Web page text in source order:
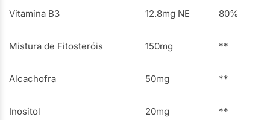
Vitamina B3 12.8mg NE 80%
Mistura de Fitosteróis 150mg **
Alcachofra 50mg **
Inositol 20mg **